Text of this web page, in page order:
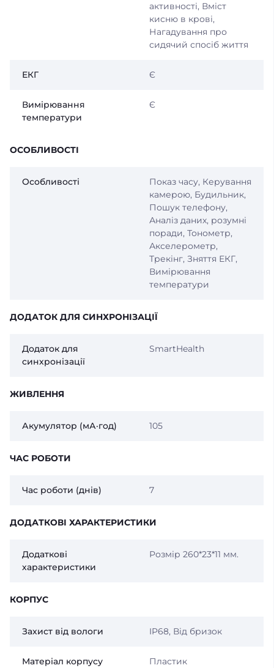
активності, Вміст
кисню в крові,
Нагадування про
сидячий спосіб життя
ЕКГ Є
Вимірювання
температури
Є
ОСОБЛИВОСТІ
Особливості
Показ часу, Керування
камерою, Будильник,
Пошук телефону,
Аналіз даних, розумні
поради, Тонометр,
Акселерометр,
Трекінг, Зняття ЕКГ,
Вимірювання
температури
ДОДАТОК ДЛЯ СИНХРОНІЗАЦІЇ
Додаток для
синхронізації
SmartHealth
ЖИВЛЕННЯ
Акумулятор (мА·год) 105
ЧАС РОБОТИ
Час роботи (днів) 7
ДОДАТКОВІ ХАРАКТЕРИСТИКИ
Додаткові
характеристики
Розмір 260*23*11 мм.
КОРПУС
Захист від вологи IP68, Від бризок
Матеріал корпусу Пластик